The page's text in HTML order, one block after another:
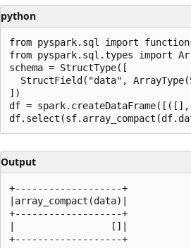
python
from pyspark.sql import
from pyspark.sql.types import
schema = StructType([
StructField("data",
])
df =
Output
+-------------------+
|array_compact(data)|
+-------------------+
|                 []|